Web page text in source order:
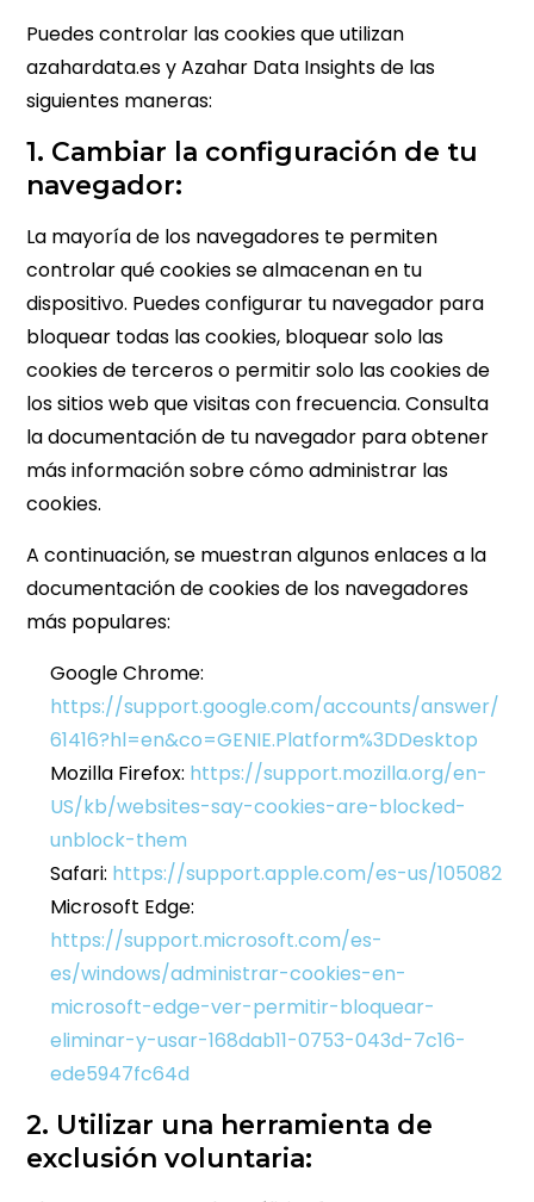
Puedes controlar las cookies que utilizan
azahardata.es y Azahar Data Insights de las
siguientes maneras:
1. Cambiar la configuración de tu
navegador:
La mayoría de los navegadores te permiten
controlar qué cookies se almacenan en tu
dispositivo. Puedes configurar tu navegador para
bloquear todas las cookies, bloquear solo las
cookies de terceros o permitir solo las cookies de
los sitios web que visitas con frecuencia. Consulta
la documentación de tu navegador para obtener
más información sobre cómo administrar las
cookies.
A continuación, se muestran algunos enlaces a la
documentación de cookies de los navegadores
más populares:
Google Chrome:
https://support.google.com/accounts/answer/
61416?hl=en&co=GENIE.Platform%3DDesktop
Mozilla Firefox: https://support.mozilla.org/en-
US/kb/websites-say-cookies-are-blocked-
unblock-them
Safari: https://support.apple.com/es-us/105082
Microsoft Edge:
https://support.microsoft.com/es-
es/windows/administrar-cookies-en-
microsoft-edge-ver-permitir-bloquear-
eliminar-y-usar-168dab11-0753-043d-7c16-
ede5947fc64d
2. Utilizar una herramienta de
exclusión voluntaria: